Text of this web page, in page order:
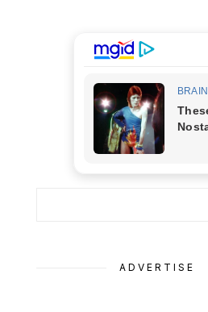
ADVERTISE